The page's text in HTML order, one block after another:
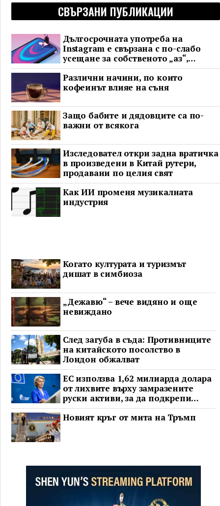
СВЪРЗАНИ ПУБЛИКАЦИИ
Дългосрочната употреба на
Instagram е свързана с по-слабо
усещане за собственото „аз“,
показва проучване
Различни начини, по които
кофеинът влияе на съня
Защо бабите и дядовците са по-
важни от всякога
Изследовател откри задна вратичка
в произведени в Китай рутери,
продавани по целия свят
Как ИИ променя музикалната
индустрия
Когато културата и туризмът
дишат в симбиоза
„Дежавю“ – вече видяно и още
невиждано
След загуба в съда: Противниците
на китайското посолство в
Лондон обжалват
ЕС използва 1,62 милиарда долара
от лихвите върху замразените
руски активи, за да подкрепи
Украйна
Новият кръг от мита на Тръмп